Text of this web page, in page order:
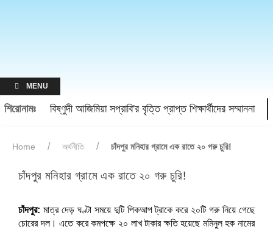
MENU
শিরোনামঃ বিষ্ণুদী আজিমিয়া সপ্রাবি'র বৃত্তি প্রাপ্ত শিক্ষার্থীদের সম্মাননা
Home অর্থনীতি চাঁদপুর মনিহার গ্রামে এক রাতে ২০ গরু চুরি!
চাঁদপুর মনিহার গ্রামে এক রাতে ২০ গরু চুরি!
চাঁদপুর: মাত্র দেড় ঘণ্টা সময়ে দুটি পিকআপ ট্রাকে করে ২০টি গরু নিয়ে গেছে
চোরের দল। এতে করে কমপক্ষে ২০ লাখ টাকার ক্ষতি হয়েছে মমিনুল হক নামের